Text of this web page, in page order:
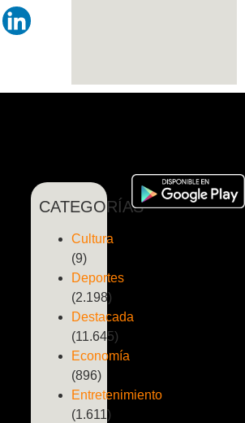
CATEGORÍAS
Cultura
(9)
Deportes
(2.198)
Destacada
(11.645)
Economía
(896)
Entretenimiento
(1.611)